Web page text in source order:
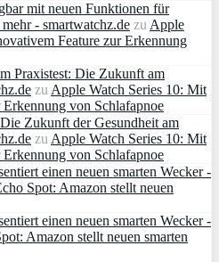
mit neuen Funktionen für
- smartwatchz.de zu Apple
Feature zur Erkennung
Praxistest: Die Zukunft am
zu Apple Watch Series 10: Mit
von Schlafapnoe
Zukunft der Gesundheit am
zu Apple Watch Series 10: Mit
von Schlafapnoe
einen neuen smarten Wecker -
Spot: Amazon stellt neuen
einen neuen smarten Wecker -
Amazon stellt neuen smarten